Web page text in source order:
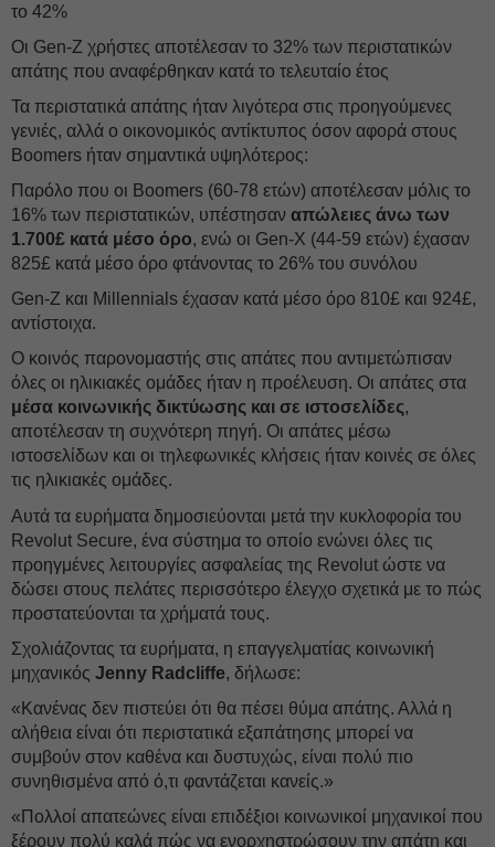
το 42%
Οι Gen-Z χρήστες αποτέλεσαν το 32% των περιστατικών
απάτης που αναφέρθηκαν κατά το τελευταίο έτος
Τα περιστατικά απάτης ήταν λιγότερα στις προηγούμενες
γενιές, αλλά ο οικονομικός αντίκτυπος όσον αφορά στους
Boomers ήταν σημαντικά υψηλότερος:
Παρόλο που οι Boomers (60-78 ετών) αποτέλεσαν μόλις το
16% των περιστατικών, υπέστησαν απώλειες άνω των
1.700£ κατά μέσο όρο, ενώ οι Gen-X (44-59 ετών) έχασαν
825£ κατά μέσο όρο φτάνοντας το 26% του συνόλου
Gen-Z και Millennials έχασαν κατά μέσο όρο 810£ και 924£,
αντίστοιχα.
Ο κοινός παρονομαστής στις απάτες που αντιμετώπισαν
όλες οι ηλικιακές ομάδες ήταν η προέλευση. Οι απάτες στα
μέσα κοινωνικής δικτύωσης και σε ιστοσελίδες,
αποτέλεσαν τη συχνότερη πηγή. Οι απάτες μέσω
ιστοσελίδων και οι τηλεφωνικές κλήσεις ήταν κοινές σε όλες
τις ηλικιακές ομάδες.
Αυτά τα ευρήματα δημοσιεύονται μετά την κυκλοφορία του
Revolut Secure, ένα σύστημα το οποίο ενώνει όλες τις
προηγμένες λειτουργίες ασφαλείας της Revolut ώστε να
δώσει στους πελάτες περισσότερο έλεγχο σχετικά με το πώς
προστατεύονται τα χρήματά τους.
Σχολιάζοντας τα ευρήματα, η επαγγελματίας κοινωνική
μηχανικός Jenny Radcliffe, δήλωσε:
«Κανένας δεν πιστεύει ότι θα πέσει θύμα απάτης. Αλλά η
αλήθεια είναι ότι περιστατικά εξαπάτησης μπορεί να
συμβούν στον καθένα και δυστυχώς, είναι πολύ πιο
συνηθισμένα από ό,τι φαντάζεται κανείς.»
«Πολλοί απατεώνες είναι επιδέξιοι κοινωνικοί μηχανικοί που
ξέρουν πολύ καλά πώς να ενορχηστρώσουν την απάτη και